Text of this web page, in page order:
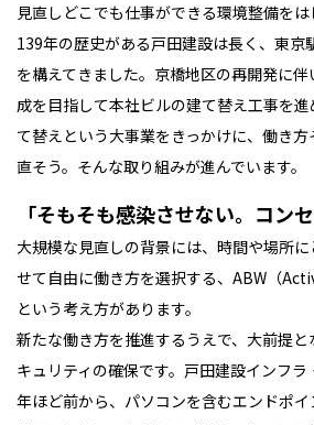
見直しどこでも仕事ができる環境整備をは
139年の歴史がある戸田建設は長く、東京
を構えてきました。京橋地区の再開発に
成を目指して本社ビルの建て替え工事を
て替えという大事業をきっかけに、働き
直そう。そんな取り組みが進んでいます。
「そもそも感染させない。コン
大規模な見直しの背景には、時間や場所
せて自由に働き方を選択する、ABW（
という考え方があります。
新たな働き方を推進するうえで、大前提
キュリティの確保です。戸田建設インフ
年ほど前から、パソコンを含むエンドポ